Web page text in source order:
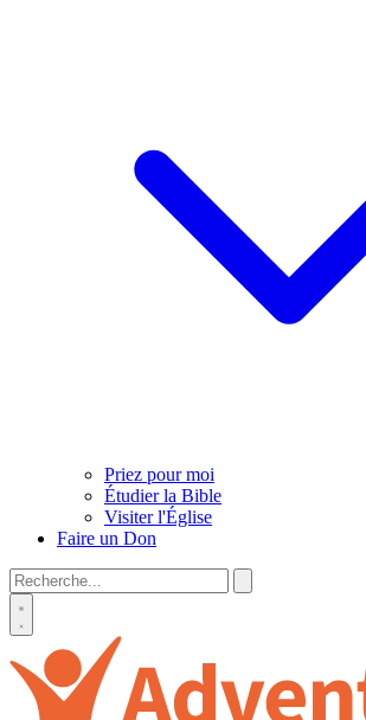
Priez pour moi
Étudier la Bible
Visiter l'Église
Faire un Don